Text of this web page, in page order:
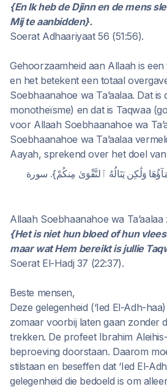
{En Ik heb de Djinn en de mens
Mij te aanbidden}.
Soerat Adhaariyaat 56 (51:56).
Gehoorzaamheid aan Allaah is
en het betekent een totaal
Soebhaanahoe wa Ta’aalaa. Dat is
monotheïsme) en dat is Taqwaa
voor Allaah Soebhaanahoe wa
Soebhaanahoe wa Ta’aalaa
Aayah, sprekend over het doel
وَلَٰكِن يَنَالُهُ ٱلتَّقْوَىٰ مِنكُمْ}. سورة
Allaah Soebhaanahoe wa Ta’aalaa
{Het is niet hun bloed of hun
maar wat Hem bereikt is jullie
Soerat El-Hadj 37 (22:37).
Beste mensen,
Deze gelegenheid (‘Ied El-Adh-
zomaar voorbij laten gaan zonder
trekken. De profeet Ibrahim
beproeving doorstaan. Daarom
stilstaan en beseffen dat ‘Ied El-
gelegenheid die bedoeld is om